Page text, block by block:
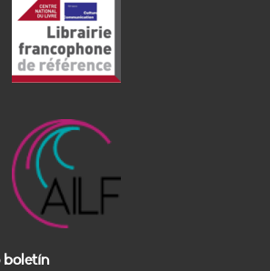
boletín